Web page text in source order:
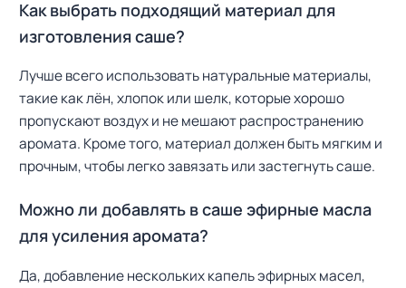
Как выбрать подходящий материал для
изготовления саше?
Лучше всего использовать натуральные материалы,
такие как лён, хлопок или шелк, которые хорошо
пропускают воздух и не мешают распространению
аромата. Кроме того, материал должен быть мягким и
прочным, чтобы легко завязать или застегнуть саше.
Можно ли добавлять в саше эфирные масла
для усиления аромата?
Да, добавление нескольких капель эфирных масел,